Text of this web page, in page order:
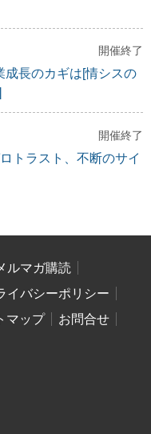
開催終了
成長のカギは[情シスの
開催終了
トラスト、不断のサイ
ルマガ購読
イバシーポリシー
マップ
お問合せ